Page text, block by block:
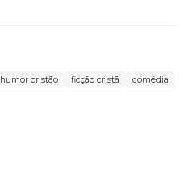
humor cristão ficção cristã
comédia